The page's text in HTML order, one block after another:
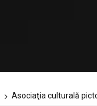
Asociaţia culturală